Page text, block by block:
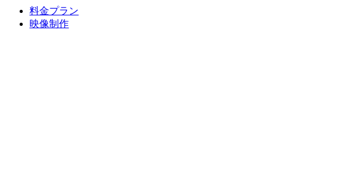
料金プラン
映像制作